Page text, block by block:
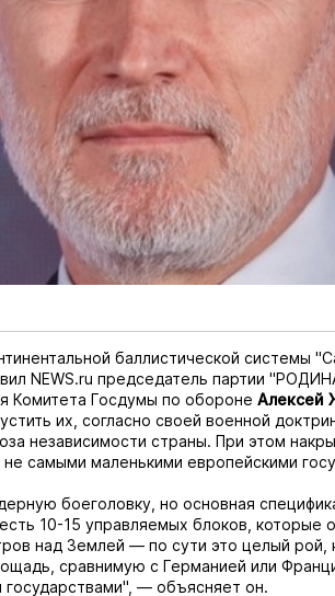
баллистической системы
NEWS.ru председатель партии
Комитета Госдумы по обороне Алексей
их, согласно своей военной
независимости страны. При этом
самыми маленькими европейскими
боеголовку, но основная
10-15 управляемых блоков, которые
над Землей — по сути это целый рой,
сравнимую с Германией или
— объясняет он.